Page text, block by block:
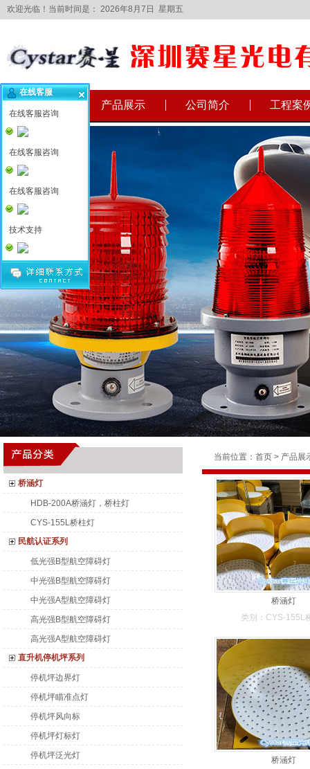
欢迎光临！当前时间是： 2026年8月7日 星期五
网站首页 产品展示 公司简介 工程案
桥涵灯
HDB-200A桥涵灯，桥柱灯
CYS-155L桥柱灯
民航认证系列
低光强B型航空障碍灯
中光强B型航空障碍灯
中光强A型航空障碍灯
高光强B型航空障碍灯
高光强A型航空障碍灯
直升机停机坪系列
停机坪边界灯
停机坪瞄准点灯
停机坪风向标
停机坪灯标灯
停机坪泛光灯
当前位置： 首页 > 产品展
桥涵灯
类别：CYS-155L
桥涵灯
在线客服
在线客服咨询
在线客服咨询
在线客服咨询
技术支持